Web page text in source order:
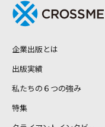
企業出版とは
出版実績
私たちの６つの強み
特集